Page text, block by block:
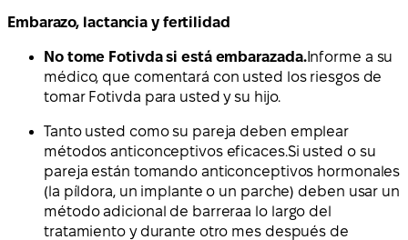
Embarazo, lactancia y fertilidad
No tome Fotivda si está embarazada.Informe a su
médico, que comentará con usted los riesgos de
tomar Fotivda para usted y su hijo.
Tanto usted como su pareja deben emplear
métodos anticonceptivos eficaces.Si usted o su
pareja están tomando anticonceptivos hormonales
(la píldora, un implante o un parche) deben usar un
método adicional de barreraa lo largo del
tratamiento y durante otro mes después de